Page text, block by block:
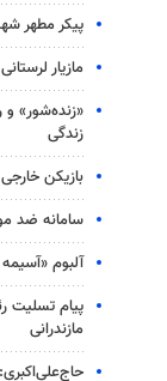
پیکر مطهر
مازیار
«زنده‌شور»
زندگی
بازیکن
سامانه ضد
آلبوم
پیام تسلیت
مازندرانی